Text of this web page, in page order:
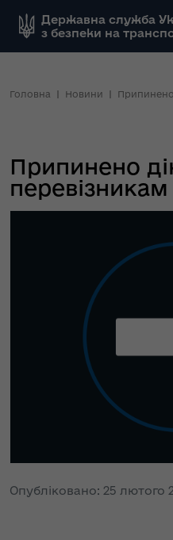
Державна служба
з безпеки на
Головна Новини Припинено
Припинено
перевізникам
Опубліковано: 25 лютого